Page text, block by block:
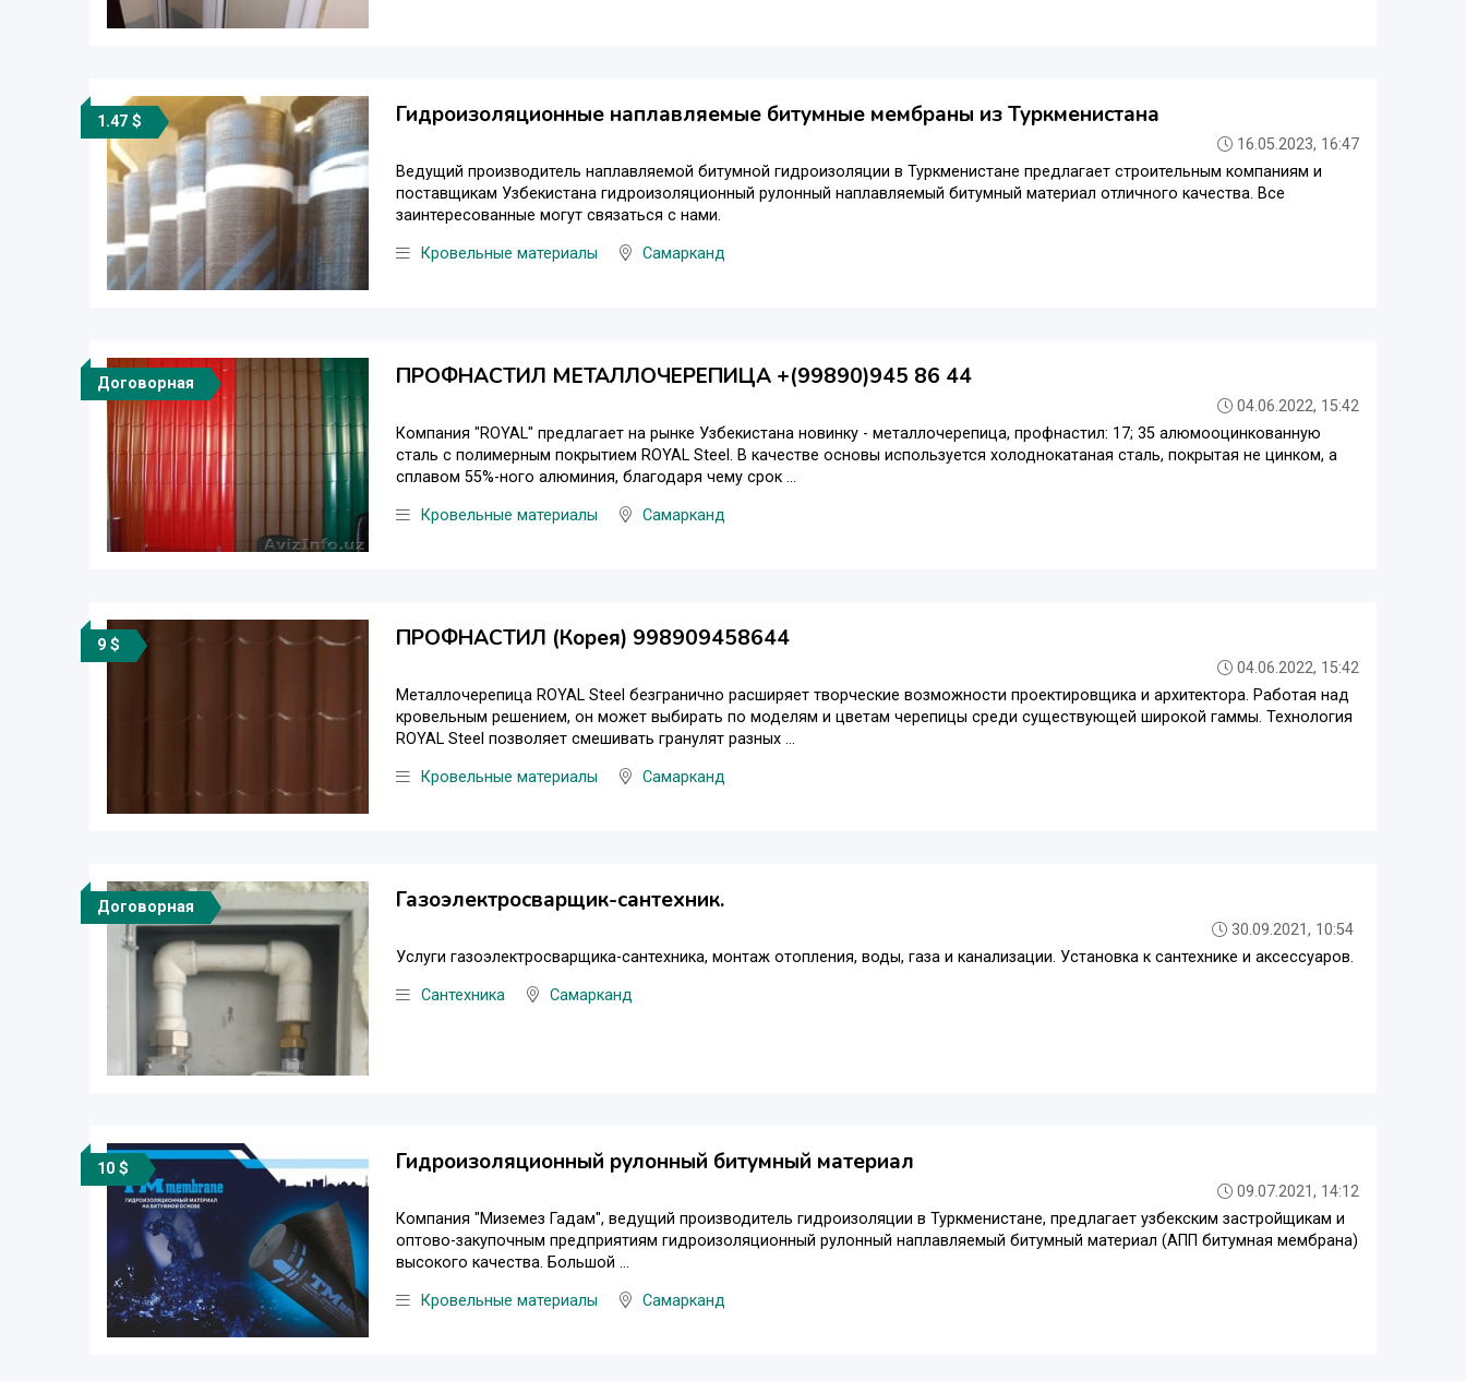
1.47 $ Гидроизоляционные наплавляемые битумные мембраны из Туркменистана
16.05.2023, 16:47
Ведущий производитель наплавляемой битумной гидроизоляции в Туркменистане предлагает строительным компаниям и
поставщикам Узбекистана гидроизоляционный рулонный наплавляемый битумный материал отличного качества. Все
заинтересованные могут связаться с нами.
Кровельные материалы Самарканд
Договорная ПРОФНАСТИЛ МЕТАЛЛОЧЕРЕПИЦА +(99890)945 86 44
04.06.2022, 15:42
Компания "ROYAL" предлагает на рынке Узбекистана новинку - металлочерепица, профнастил: 17; 35 алюмооцинкованную
сталь с полимерным покрытием ROYAL Steel. В качестве основы используется холоднокатаная сталь, покрытая не цинком, а
сплавом 55%-ного алюминия, благодаря чему срок ...
Кровельные материалы Самарканд
9 $ ПРОФНАСТИЛ (Корея) 998909458644
04.06.2022, 15:42
Металлочерепица ROYAL Steel безгранично расширяет творческие возможности проектировщика и архитектора. Работая над
кровельным решением, он может выбирать по моделям и цветам черепицы среди существующей широкой гаммы. Технология
ROYAL Steel позволяет смешивать гранулят разных ...
Кровельные материалы Самарканд
Договорная Газоэлектросварщик-сантехник.
30.09.2021, 10:54
Услуги газоэлектросварщика-сантехника, монтаж отопления, воды, газа и канализации. Установка к сантехнике и аксессуаров.
Сантехника Самарканд
10 $ Гидроизоляционный рулонный битумный материал
09.07.2021, 14:12
Компания "Миземез Гадам", ведущий производитель гидроизоляции в Туркменистане, предлагает узбекским застройщикам и
оптово-закупочным предприятиям гидроизоляционный рулонный наплавляемый битумный материал (АПП битумная мембрана)
высокого качества. Большой ...
Кровельные материалы Самарканд